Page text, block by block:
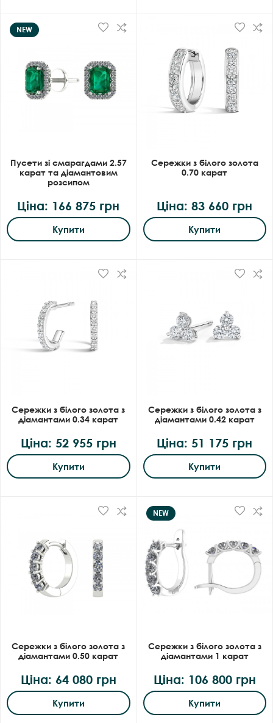
NEW
Пусети зі смарагдами 2.57
карат та діамантовим
розсипом
Ціна: 166 875 грн
Купити
Сережки з білого золота
0.70 карат
Ціна: 83 660 грн
Купити
Сережки з білого золота з
діамантами 0.34 карат
Ціна: 52 955 грн
Купити
Сережки з білого золота з
діамантами 0.42 карат
Ціна: 51 175 грн
Купити
Сережки з білого золота з
діамантами 0.50 карат
Ціна: 64 080 грн
Купити
NEW
Сережки з білого золота з
діамантами 1 карат
Ціна: 106 800 грн
Купити